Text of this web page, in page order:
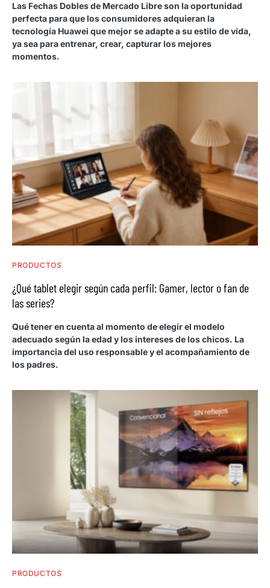
Las Fechas Dobles de Mercado Libre son la oportunidad
perfecta para que los consumidores adquieran la
tecnología Huawei que mejor se adapte a su estilo de vida,
ya sea para entrenar, crear, capturar los mejores
momentos.
PRODUCTOS
¿Qué tablet elegir según cada perfil: Gamer, lector o fan de
las series?
Qué tener en cuenta al momento de elegir el modelo
adecuado según la edad y los intereses de los chicos. La
importancia del uso responsable y el acompañamiento de
los padres.
PRODUCTOS